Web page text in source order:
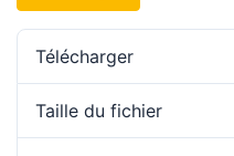
Télécharger
Taille du fichier